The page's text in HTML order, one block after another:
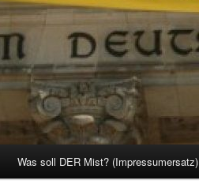
Was soll DER Mist? (Impressumersatz)